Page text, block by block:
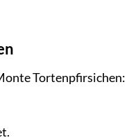
Tortenpfirsichen: